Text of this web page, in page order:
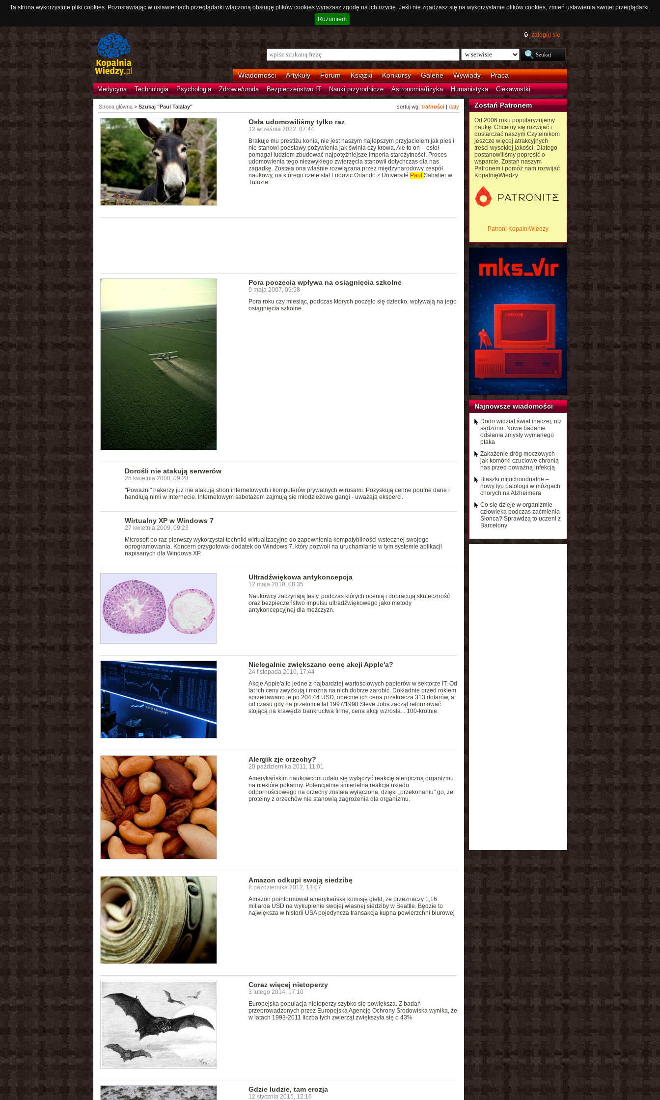
Ta strona wykorzystuje pliki cookies. Pozostawiając w ustawieniach przeglądarki włączoną obsługę plików cookies wyrażasz zgodę na ich użycie. Jeśli nie zgadzasz się na wykorzystanie plików cookies, zmień ustawienia swojej przeglądarki.
Rozumiem
zaloguj się
Wiadomości Artykuły Forum Książki Konkursy Galerie Wywiady Praca
Medycyna Technologia Psychologia Zdrowie/uroda Bezpieczeństwo IT Nauki przyrodnicze Astronomia/fizyka Humanistyka Ciekawostki
sortuj wg: trafności| daty
Strona główna> Szukaj "Paul Talalay"
Osła udomowiliśmy tylko raz
12 września 2022, 07:44
Brakuje mu prestiżu konia, nie jest naszym najlepszym przyjacielem jak pies i
nie stanowi podstawy pożywienia jak świnia czy krowa. Ale to on – osioł –
pomagał ludziom zbudować najpotężniejsze imperia starożytności. Proces
udomowienia tego niezwykłego zwierzęcia stanowił dotychczas dla nas
zagadkę. Została ona właśnie rozwiązana przez międzynarodowy zespół
naukowy, na którego czele stał Ludovic Orlando z Université Paul Sabatier w
Tuluzie.
Pora poczęcia wpływa na osiągnięcia szkolne
9 maja 2007, 09:58
Pora roku czy miesiąc, podczas których poczęło się dziecko, wpływają na jego
osiągnięcia szkolne.
Dorośli nie atakują serwerów
25 kwietnia 2008, 09:28
"Poważni" hakerzy już nie atakują stron internetowych i komputerów prywatnych wirusami. Pozyskują cenne poufne dane i
handlują nimi w internecie. Internetowym sabotażem zajmują się młodzieżowe gangi - uważają eksperci.
Wirtualny XP w Windows 7
27 kwietnia 2009, 09:23
Microsoft po raz pierwszy wykorzystał techniki wirtualizacyjne do zapewnienia kompatybilności wstecznej swojego
oprogramowania. Koncern przygotował dodatek do Windows 7, który pozwoli na uruchamianie w tym systemie aplikacji
napisanych dla Windows XP.
Ultradźwiękowa antykoncepcja
12 maja 2010, 08:35
Naukowcy zaczynają testy, podczas których ocenią i dopracują skuteczność
oraz bezpieczeństwo impulsu ultradźwiękowego jako metody
antykoncepcyjnej dla mężczyzn.
Nielegalnie zwiększano cenę akcji Apple'a?
24 listopada 2010, 17:44
Akcje Apple'a to jedne z najbardziej wartościowych papierów w sektorze IT. Od
lat ich ceny zwyżkują i można na nich dobrze zarobić. Dokładnie przed rokiem
sprzedawano je po 204,44 USD, obecnie ich cena przekracza 313 dolarów, a
od czasu gdy na przełomie lat 1997/1998 Steve Jobs zaczął reformować
stojącą na krawędzi bankructwa firmę, cena akcji wzrosła... 100-krotnie.
Alergik zje orzechy?
20 października 2011, 11:01
Amerykańskim naukowcom udało się wyłączyć reakcję alergiczną organizmu
na niektóre pokarmy. Potencjalnie śmiertelna reakcja układu
odpornościowego na orzechy została wyłączona, dzięki „przekonaniu" go, że
proteiny z orzechów nie stanowią zagrożenia dla organizmu.
Amazon odkupi swoją siedzibę
8 października 2012, 13:07
Amazon poinformował amerykańską komisję giełd, że przeznaczy 1,16
miliarda USD na wykupienie swojej własnej siedziby w Seattle. Będzie to
najwięĸsza w historii USA pojedyncza transakcja kupna powierzchni biurowej
Coraz więcej nietoperzy
3 lutego 2014, 17:10
Europejska populacja nietoperzy szybko się powiększa. Z badań
przeprowadzonych przez Europejską Agencję Ochrony Środowiska wynika, że
w latach 1993-2011 liczba tych zwierząt zwiększyła się o 43%
Gdzie ludzie, tam erozja
12 stycznia 2015, 12:16
Zostań Patronem
Od 2006 roku popularyzujemy
naukę. Chcemy się rozwijać i
dostarczać naszym Czytelnikom
jeszcze więcej atrakcyjnych
treści wysokiej jakości. Dlatego
postanowiliśmy poprosić o
wsparcie. Zostań naszym
Patronem i pomóż nam rozwijać
KopalnięWiedzy.
Patroni KopalniWiedzy
Najnowsze wiadomości
Dodo widział świat inaczej, niż
sądzono. Nowe badanie
odsłania zmysły wymarłego
ptaka
Zakażenie dróg moczowych –
jak komórki czuciowe chronią
nas przed poważną infekcją
Blaszki mitochondrialne –
nowy typ patologii w mózgach
chorych na Alzheimera
Co się dzieje w organizmie
człowieka podczas zaćmienia
Słońca? Sprawdzą to uczeni z
Barcelony